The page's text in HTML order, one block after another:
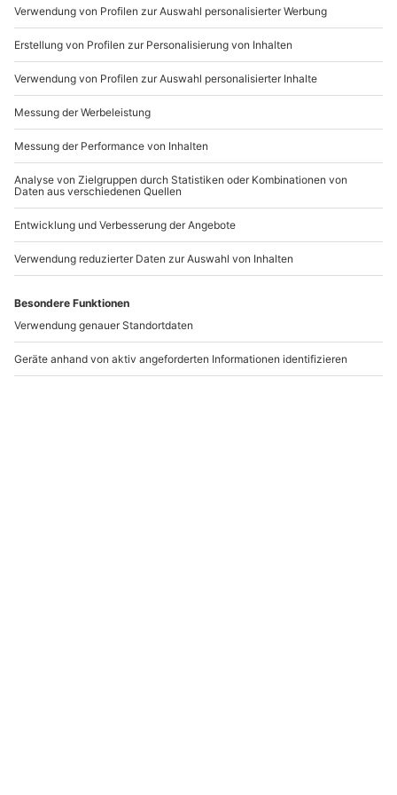
Mo-Fr: 9-17 Uhr
b2b@mydays.de
www.b2b.mydays.de/
Artikelnummer:63933
Andere Produkte entdecken
-15% CLUB DEAL
Candlelight Yoga
Candle Light